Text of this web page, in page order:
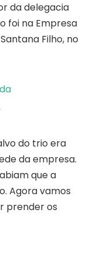
da delegacia
foi na Empresa
Filho, no
do trio era
da empresa.
que a
Agora vamos
prender os